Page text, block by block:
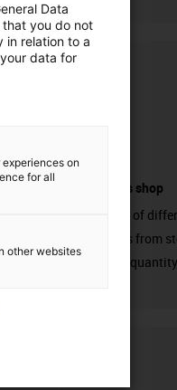
connectors shop
big variaty of
connectors from
min. order quantity
Data
that you do not
in relation to a
data for
on
for all
other websites